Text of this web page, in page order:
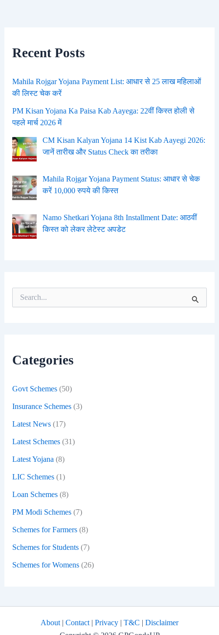
Recent Posts
Mahila Rojgar Yojana Payment List: आधार से 25 लाख महिलाओं
की लिस्ट चेक करें
PM Kisan Yojana Ka Paisa Kab Aayega: 22वीं किस्त होली से
पहले मार्च 2026 में
CM Kisan Kalyan Yojana 14 Kist Kab Aayegi 2026:
जानें तारीख और Status Check का तरीका
Mahila Rojgar Yojana Payment Status: आधार से चेक
करें 10,000 रुपये की किस्त
Namo Shetkari Yojana 8th Installment Date: आठवीं
किस्त को लेकर लेटेस्ट अपडेट
o
Categories
Govt Schemes(50)
Insurance Schemes(3)
Latest News(17)
Latest Schemes(31)
Latest Yojana (8)
LIC Schemes(1)
Loan Schemes(8)
PM Modi Schemes(7)
Schemes for Farmers(8)
Schemes for Students(7)
Schemes for Womens(26)
About | Contact | Privacy | T&C | Disclaimer